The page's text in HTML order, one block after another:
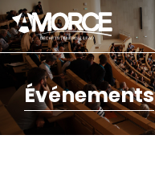
Événements